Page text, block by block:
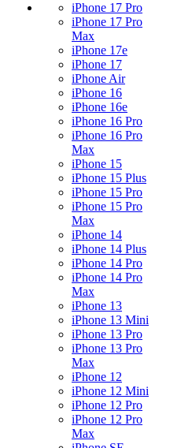
iPhone 17 Pro
iPhone 17 Pro
Max
iPhone 17e
iPhone 17
iPhone Air
iPhone 16
iPhone 16e
iPhone 16 Pro
iPhone 16 Pro
Max
iPhone 15
iPhone 15 Plus
iPhone 15 Pro
iPhone 15 Pro
Max
iPhone 14
iPhone 14 Plus
iPhone 14 Pro
iPhone 14 Pro
Max
iPhone 13
iPhone 13 Mini
iPhone 13 Pro
iPhone 13 Pro
Max
iPhone 12
iPhone 12 Mini
iPhone 12 Pro
iPhone 12 Pro
Max